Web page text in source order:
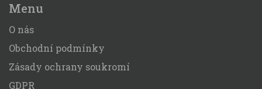
Menu
O nás
Obchodní podmínky
Zásady ochrany soukromí
GDPR